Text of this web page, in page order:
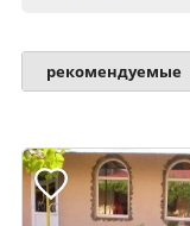
рекомендуемые